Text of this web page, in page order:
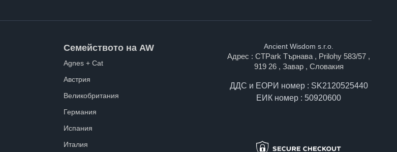
Семейството на AW
Agnes + Cat
Австрия
Великобритания
Германия
Испания
Италия
Ancient Wisdom s.r.o.
Адрес : CTPark Търнава , Prilohy 583/57 ,
919 26 , Завар , Словакия
ДДС и ЕОРИ номер : SK2120525440
ЕИК номер : 50920600